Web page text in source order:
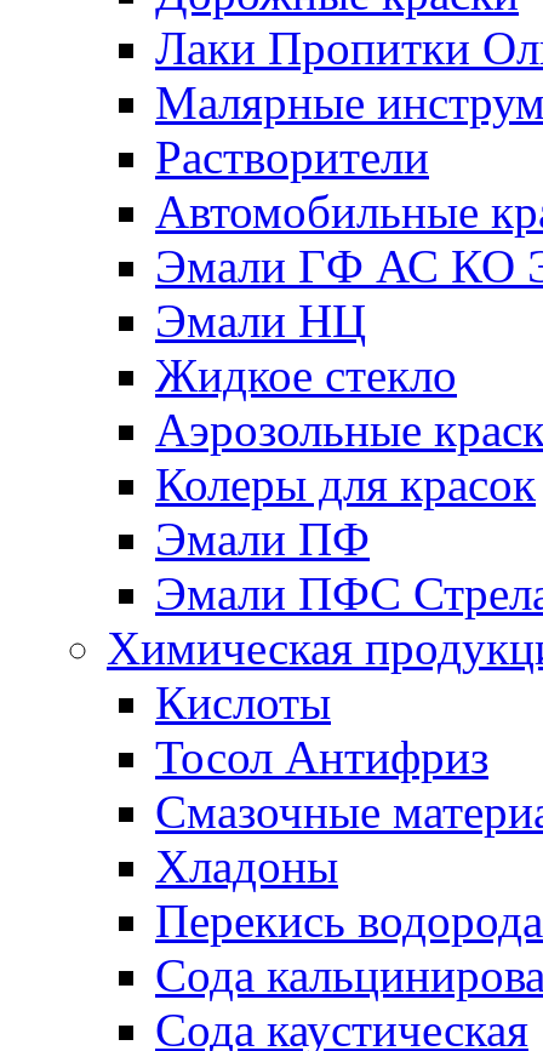
Лаки Пропитки
Малярные
Растворители
Автомобильные
Эмали ГФ АС КО
Эмали НЦ
Жидкое стекло
Аэрозольные
Колеры для красок
Эмали ПФ
Эмали ПФС
Химическая
Кислоты
Тосол Антифриз
Смазочные
Хладоны
Перекись водорода
Сода
Сода каустическая